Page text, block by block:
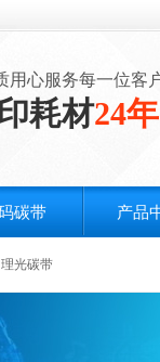
用心服务每一位客
耗材24年
碳带 产品
理光碳带